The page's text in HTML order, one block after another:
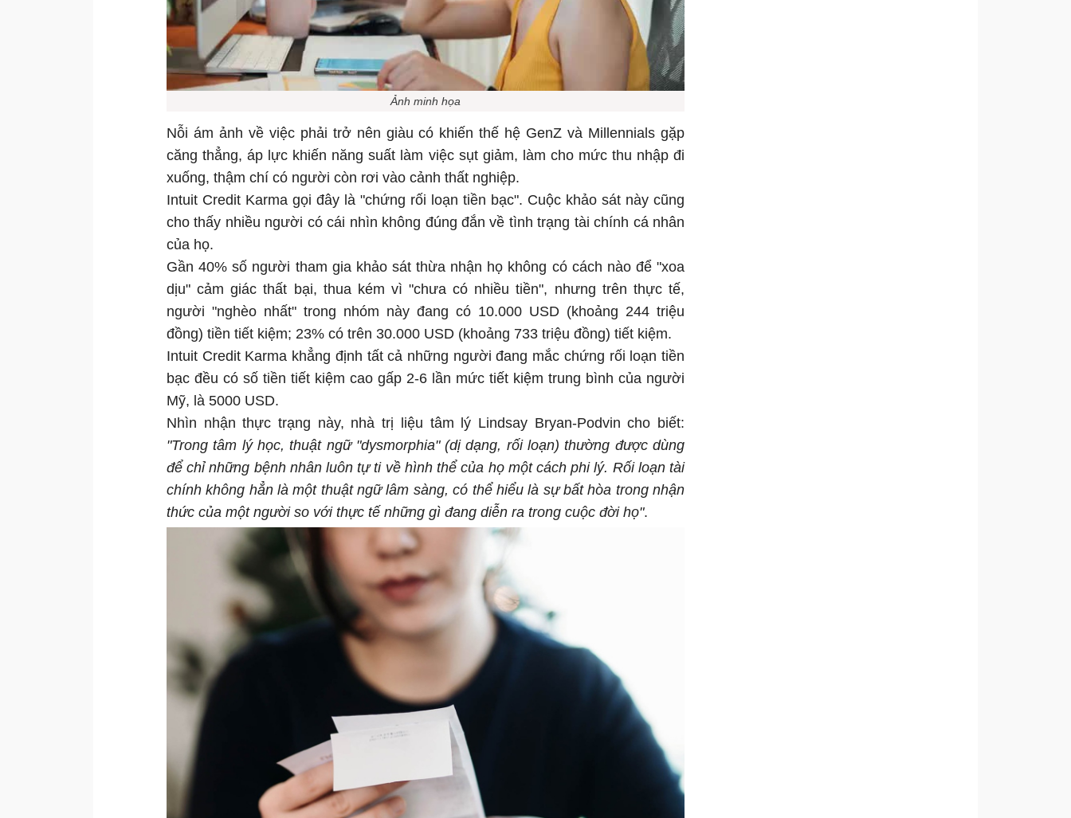
Ảnh minh họa
Nỗi ám ảnh về việc phải trở nên giàu có khiến thế hệ GenZ và Millennials gặp
căng thẳng, áp lực khiến năng suất làm việc sụt giảm, làm cho mức thu nhập đi
xuống, thậm chí có người còn rơi vào cảnh thất nghiệp.
Intuit Credit Karma gọi đây là "chứng rối loạn tiền bạc". Cuộc khảo sát này cũng
cho thấy nhiều người có cái nhìn không đúng đắn về tình trạng tài chính cá nhân
của họ.
Gần 40% số người tham gia khảo sát thừa nhận họ không có cách nào để "xoa
dịu" cảm giác thất bại, thua kém vì "chưa có nhiều tiền", nhưng trên thực tế,
người "nghèo nhất" trong nhóm này đang có 10.000 USD (khoảng 244 triệu
đồng) tiền tiết kiệm; 23% có trên 30.000 USD (khoảng 733 triệu đồng) tiết kiệm.
Intuit Credit Karma khẳng định tất cả những người đang mắc chứng rối loạn tiền
bạc đều có số tiền tiết kiệm cao gấp 2-6 lần mức tiết kiệm trung bình của người
Mỹ, là 5000 USD.
Nhìn nhận thực trạng này, nhà trị liệu tâm lý Lindsay Bryan-Podvin cho biết:
"Trong tâm lý học, thuật ngữ "dysmorphia" (dị dạng, rối loạn) thường được dùng
để chỉ những bệnh nhân luôn tự ti về hình thể của họ một cách phi lý. Rối loạn tài
chính không hẳn là một thuật ngữ lâm sàng, có thể hiểu là sự bất hòa trong nhận
thức của một người so với thực tế những gì đang diễn ra trong cuộc đời họ".